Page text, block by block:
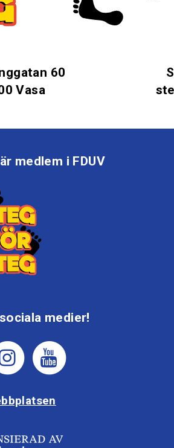
60
Vasa
medlem i FDUV
medier!